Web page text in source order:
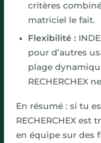
critères
matriciel le fait.
Flexibilité :
pour d’autres
plage
RECHERCHEX
En résumé : si tu
RECHERCHEX est
en équipe sur des